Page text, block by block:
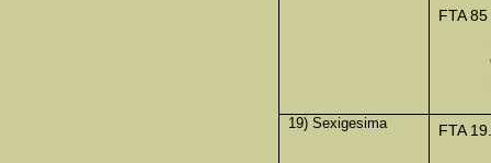
FTA 85
19) Sexigesima
FTA 19.